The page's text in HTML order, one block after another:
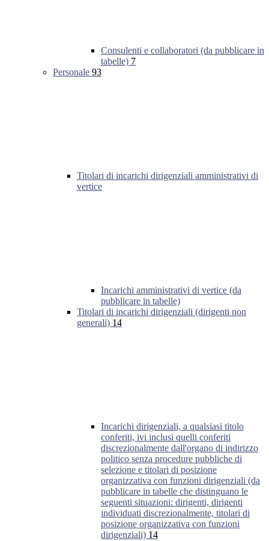
Consulenti e collaboratori (da pubblicare in
tabelle) 7
Personale 93
Titolari di incarichi dirigenziali amministrativi di
vertice
Incarichi amministrativi di vertice (da
pubblicare in tabelle)
Titolari di incarichi dirigenziali (dirigenti non
generali) 14
Incarichi dirigenziali, a qualsiasi titolo
conferiti, ivi inclusi quelli conferiti
discrezionalmente dall'organo di indirizzo
politico senza procedure pubbliche di
selezione e titolari di posizione
organizzativa con funzioni dirigenziali (da
pubblicare in tabelle che distinguano le
seguenti situazioni: dirigenti, dirigenti
individuati discrezionalmente, titolari di
posizione organizzativa con funzioni
dirigenziali) 14